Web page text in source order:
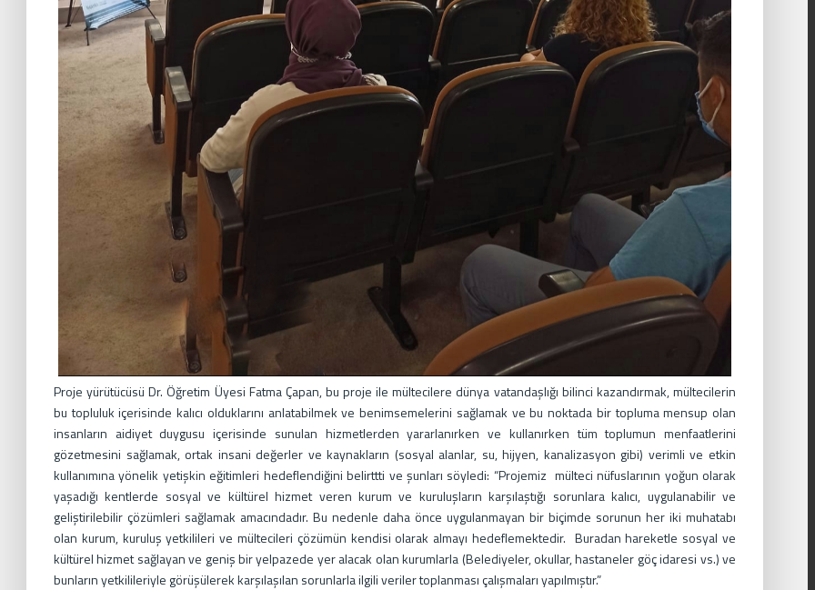
Proje yürütücüsü Dr. Öğretim Üyesi Fatma Çapan, bu proje ile mültecilere dünya vatandaşlığı bilinci kazandırmak, mültecilerin
bu topluluk içerisinde kalıcı olduklarını anlatabilmek ve benimsemelerini sağlamak ve bu noktada bir topluma mensup olan
insanların aidiyet duygusu içerisinde sunulan hizmetlerden yararlanırken ve kullanırken tüm toplumun menfaatlerini
gözetmesini sağlamak, ortak insani değerler ve kaynakların (sosyal alanlar, su, hijyen, kanalizasyon gibi) verimli ve etkin
kullanımına yönelik yetişkin eğitimleri hedeflendiğini belirttti ve şunları söyledi: “Projemiz mülteci nüfuslarının yoğun olarak
yaşadığı kentlerde sosyal ve kültürel hizmet veren kurum ve kuruluşların karşılaştığı sorunlara kalıcı, uygulanabilir ve
geliştirilebilir çözümleri sağlamak amacındadır. Bu nedenle daha önce uygulanmayan bir biçimde sorunun her iki muhatabı
olan kurum, kuruluş yetkilileri ve mültecileri çözümün kendisi olarak almayı hedeflemektedir. Buradan hareketle sosyal ve
kültürel hizmet sağlayan ve geniş bir yelpazede yer alacak olan kurumlarla (Belediyeler, okullar, hastaneler göç idaresi vs.) ve
bunların yetkilileriyle görüşülerek karşılaşılan sorunlarla ilgili veriler toplanması çalışmaları yapılmıştır.”